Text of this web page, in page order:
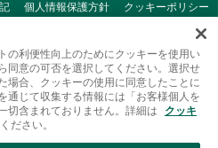
個人情報保護方針 クッキーポリシー
の利便性向上のためにクッキーを使用い
同意の可否を選択してください。選択せ
場合、クッキーの使用に同意したことに
通じて収集する情報には「お客様個人を
切含まれておりません。詳細は
クッキ
ださい。